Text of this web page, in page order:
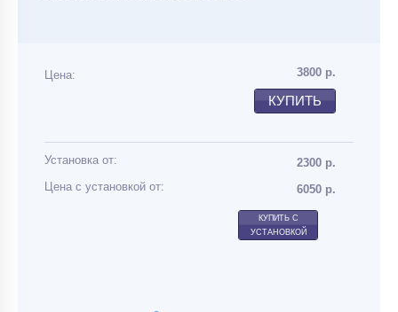
Цена: 3800 р.
КУПИТЬ
Установка от:
2300 р.
Цена с установкой от:
6050 р.
КУПИТЬ С
УСТАНОВКОЙ